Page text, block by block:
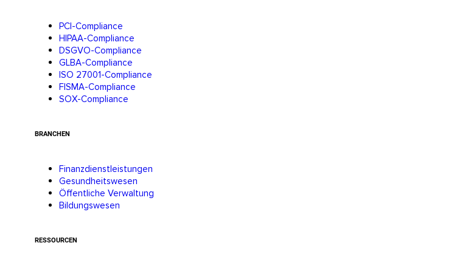
PCI-Compliance
HIPAA-Compliance
DSGVO-Compliance
GLBA-Compliance
ISO 27001-Compliance
FISMA-Compliance
SOX-Compliance
BRANCHEN
Finanzdienstleistungen
Gesundheitswesen
Öffentliche Verwaltung
Bildungswesen
RESSOURCEN